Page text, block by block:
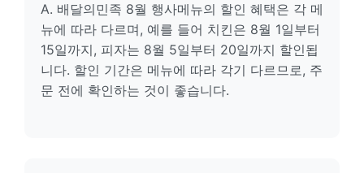
A. 배달의민족 8월 행사메뉴의 할인 혜택은 각 메
뉴에 따라 다르며, 예를 들어 치킨은 8월 1일부터
15일까지, 피자는 8월 5일부터 20일까지 할인됩
니다. 할인 기간은 메뉴에 따라 각기 다르므로, 주
문 전에 확인하는 것이 좋습니다.